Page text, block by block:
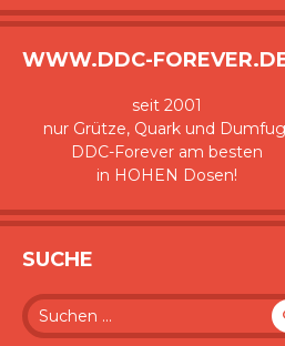
WWW.DDC-
seit 2001
nur Grütze, Quark und
DDC-Forever am besten
in HOHEN Dosen!
SUCHE
Suche
nach: